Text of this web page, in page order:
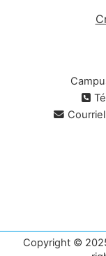
Courriel
Copyright ©